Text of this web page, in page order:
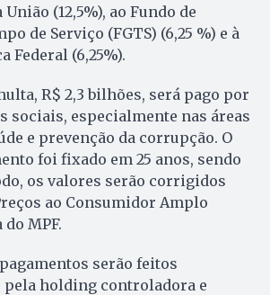
União (12,5%), ao Fundo de
de Serviço (FGTS) (6,25 %) e à
Federal (6,25%).
R$ 2,3 bilhões, será pago por
sociais, especialmente nas áreas
e prevenção da corrupção. O
foi fixado em 25 anos, sendo
os valores serão corrigidos
ao Consumidor Amplo
do MPF.
serão feitos
pela holding controladora e